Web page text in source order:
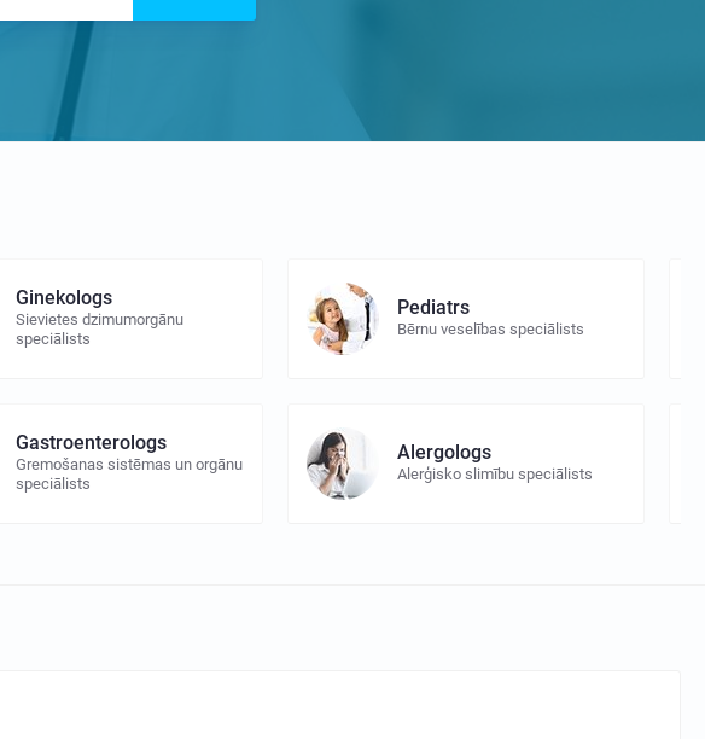
Ginekologs
Sievietes dzimumorgānu
speciālists
Pediatrs
Bērnu veselības speciālists
Gastroenterologs
Gremošanas sistēmas un orgānu
speciālists
Alergologs
Alerģisko slimību speciālists